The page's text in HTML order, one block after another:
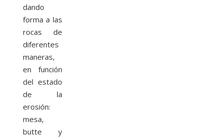
dando
forma a las
rocas de
diferentes
maneras,
en función
del estado
de la
erosión:
mesa,
butte y